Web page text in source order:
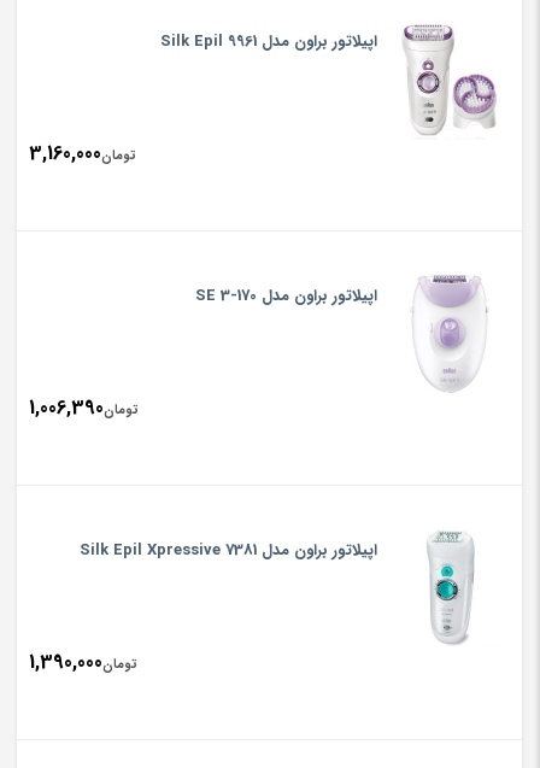
اپیلاتور براون مدل 9961 Silk Epil
تومان3,160,000
اپیلاتور براون مدل SE 3-170
تومان1,006,390
اپیلاتور براون مدل Silk Epil Xpressive 7381
تومان1,390,000